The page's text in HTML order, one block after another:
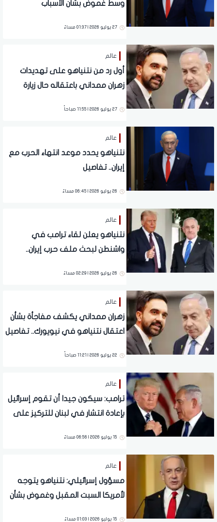
وسط غموض بشأن الأسباب
27 يوليو 2026 | 01:37 مساءً
عالم
أول رد من نتنياهو على تهديدات
زهران ممداني باعتقاله حال زيارة
27 يوليو 2026 | 11:55 صباحاً
عالم
نتنياهو يحدد موعد انتهاء الحرب مع
إيران.. تفاصيل
26 يوليو 2026 | 06:45 مساءً
عالم
نتنياهو يعلن لقاء ترامب في
واشنطن لبحث ملف حرب إيران..
26 يوليو 2026 | 02:29 مساءً
عالم
زهران ممداني يكشف مفاجأة بشأن
اعتقال نتنياهو في نيويورك.. تفاصيل
22 يوليو 2026 | 11:21 صباحاً
عالم
ترامب: سيكون جيدا أن تقوم إسرائيل
بإعادة انتشار في لبنان للتركيز على
15 يوليو 2026 | 06:56 مساءً
عالم
مسؤول إسرائيلي: نتنياهو يتوجه
لأمريكا السبت المقبل وغموض بشأن
15 يوليو 2026 | 01:03 مساءً